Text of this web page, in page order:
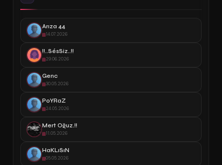
Arıza 44
14.07.2026
!!..SésSiz..!!
29.06.2026
Genc
30.05.2026
PoYRaZ
24.05.2026
Mert Oğuz.!!
11.05.2026
HaKLıSıN
05.05.2026